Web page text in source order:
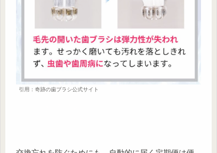
引用：奇跡の歯ブラシ公式サイト